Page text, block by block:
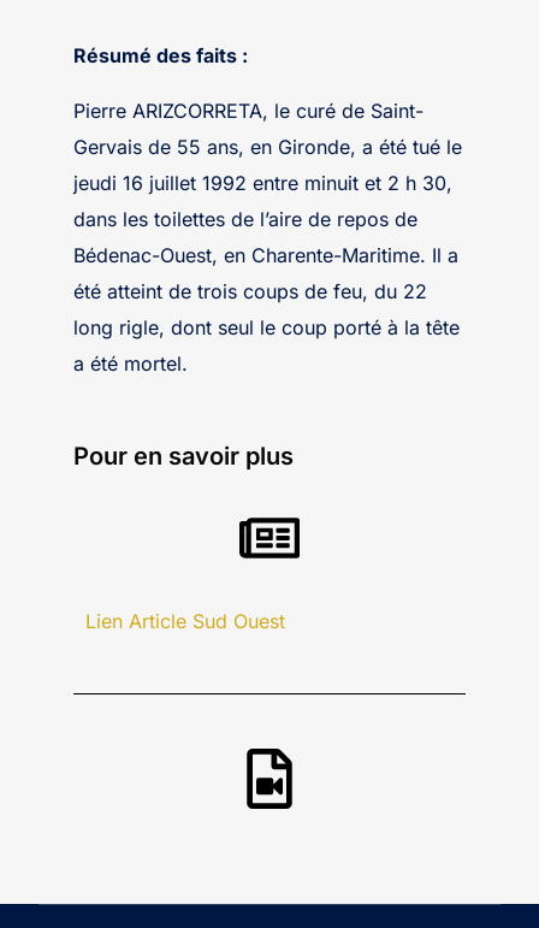
Résumé des faits :
Pierre ARIZCORRETA, le curé de Saint-
Gervais de 55 ans, en Gironde, a été tué le
jeudi 16 juillet 1992 entre minuit et 2 h 30,
dans les toilettes de l’aire de repos de
Bédenac-Ouest, en Charente-Maritime. Il a
été atteint de trois coups de feu, du 22
long rigle, dont seul le coup porté à la tête
a été mortel.
Pour en savoir plus
Lien Article Sud Ouest